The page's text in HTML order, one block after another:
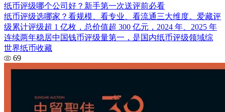
纸币评级哪个公司好？新手第一次送评前必看
纸币评级选哪家？看规模、看专业、看流通三大维度。爱藏评
级累计评级超 1 亿枚，总价值超 300 亿元，2024 年、2025 年
连续两年稳居中国钱币评级量第一，是国内纸币评级领域综
世界纸币收藏
69